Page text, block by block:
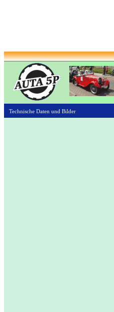
Technische Daten und Bilder